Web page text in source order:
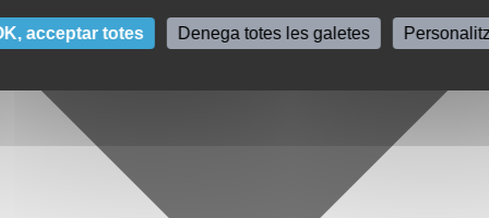
acceptar totes Denega totes les galetes